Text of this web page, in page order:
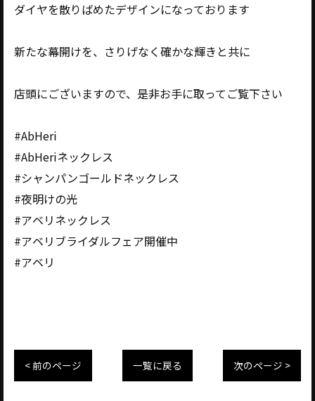
ダイヤを散りばめたデザインになっております
新たな幕開けを、さりげなく確かな輝きと共に
店頭にございますので、是非お手に取ってご覧下さい
#AbHeri
#AbHeriネックレス
#シャンパンゴールドネックレス
#夜明けの光
#アベリネックレス
#アベリブライダルフェア開催中
#アベリ
< 前のページ 一覧に戻る 次のページ >